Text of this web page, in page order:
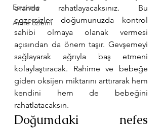
Emzirme
Anne özlemi
oranda rahatlayacaksınız. Bu
egzersizler doğumunuzda kontrol
sahibi olmaya olanak vermesi
açısından da önem taşır. Gevşemeyi
sağlayarak ağrıyla baş etmeni
kolaylaştıracak. Rahime ve bebeğe
giden oksijen miktarını arttırarak hem
kendini hem de bebeğini
rahatlatacaksın.
Doğumdaki nefes